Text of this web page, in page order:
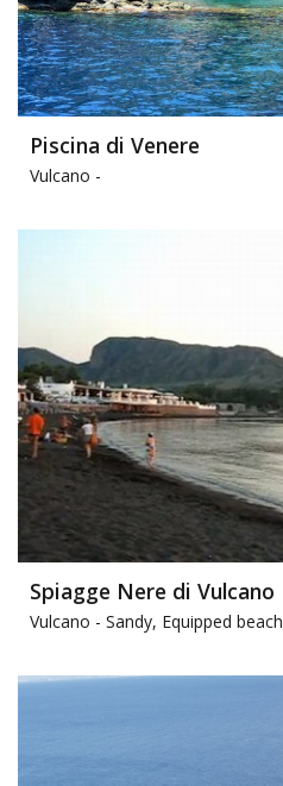
Piscina di Venere
Vulcano -
Spiagge Nere di Vulcano
Vulcano - Sandy, Equipped beach